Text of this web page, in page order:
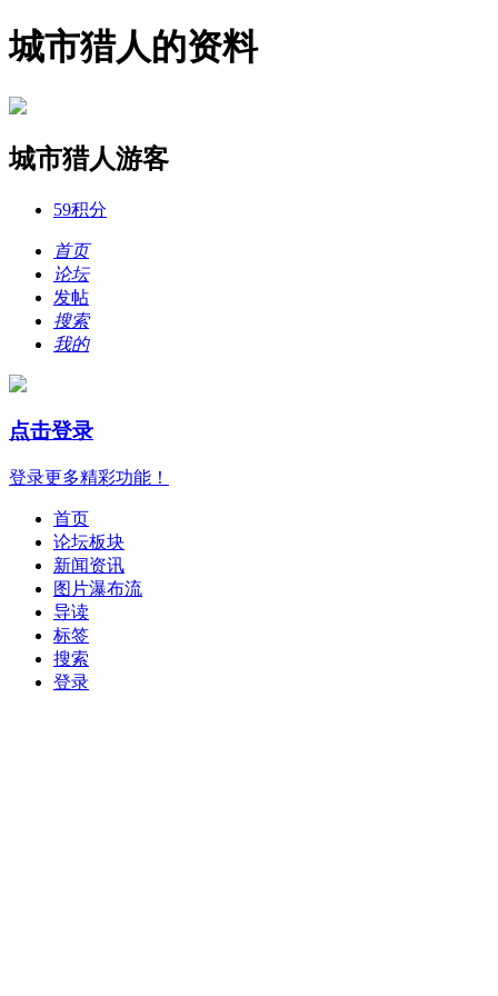
城市猎人的资料
城市猎人游客
59积分
首页
论坛
发帖
搜索
我的
点击登录
登录更多精彩功能！
首页
论坛板块
新闻资讯
图片瀑布流
导读
标签
搜索
登录